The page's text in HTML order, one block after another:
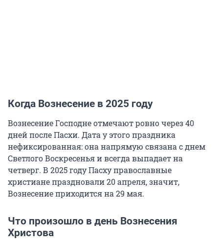
Когда Вознесение в 2025 году
Вознесение Господне отмечают ровно через 40
дней после Пасхи. Дата у этого праздника
нефиксированная: она напрямую связана с днем
Светлого Воскресенья и всегда выпадает на
четверг. В 2025 году Пасху православные
христиане праздновали 20 апреля, значит,
Вознесение приходится на 29 мая.
Что произошло в день Вознесения
Христова